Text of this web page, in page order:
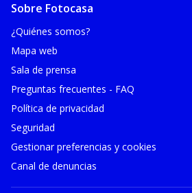
Sobre Fotocasa
¿Quiénes somos?
Mapa web
Sala de prensa
Preguntas frecuentes - FAQ
Política de privacidad
Seguridad
Gestionar preferencias y cookies
Canal de denuncias